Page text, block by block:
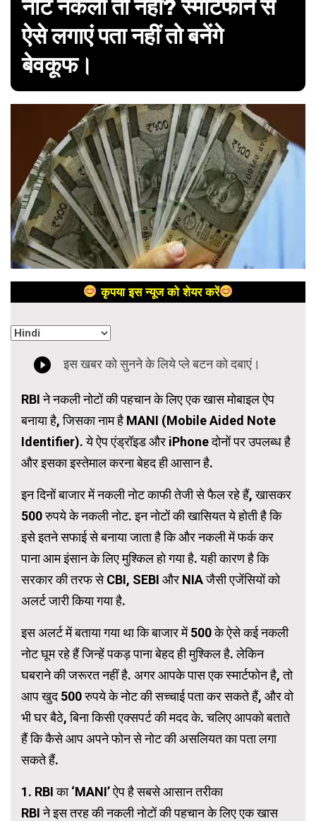
नोट नकली तो नहीं? स्मार्टफोन से
ऐसे लगाएं पता नहीं तो बनेंगे
बेवकूफ।
कृपया इस न्यूज को शेयर करें
RBI ने नकली नोटों की पहचान के लिए एक खास मोबाइल ऐप
बनाया है, जिसका नाम है MANI (Mobile Aided Note
Identifier). ये ऐप एंड्रॉइड और iPhone दोनों पर उपलब्ध है
और इसका इस्तेमाल करना बेहद ही आसान है.
इन दिनों बाजार में नकली नोट काफी तेजी से फैल रहे हैं, खासकर
500 रुपये के नकली नोट. इन नोटों की खासियत ये होती है कि
इसे इतने सफाई से बनाया जाता है कि और नकली में फर्क कर
पाना आम इंसान के लिए मुश्किल हो गया है. यही कारण है कि
सरकार की तरफ से CBI, SEBI और NIA जैसी एजेंसियों को
अलर्ट जारी किया गया है.
इस अलर्ट में बताया गया था कि बाजार में 500 के ऐसे कई नकली
नोट घूम रहे हैं जिन्हें पकड़ पाना बेहद ही मुश्किल है. लेकिन
घबराने की जरूरत नहीं है. अगर आपके पास एक स्मार्टफोन है, तो
आप खुद 500 रुपये के नोट की सच्चाई पता कर सकते हैं, और वो
भी घर बैठे, बिना किसी एक्सपर्ट की मदद के. चलिए आपको बताते
हैं कि कैसे आप अपने फोन से नोट की असलियत का पता लगा
सकते हैं.
1. RBI का ‘MANI’ ऐप है सबसे आसान तरीका
RBI ने इस तरह की नकली नोटों की पहचान के लिए एक खास